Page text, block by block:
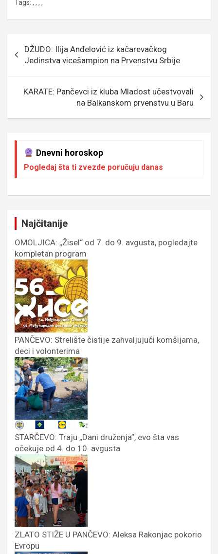
ce
o
o
k
e
g
er
A
p
p
Tags: , , , ,
Кретање
чланка
DŽUDO: Ilija Anđelović iz kačarevačkog
Jedinstva vicešampion na Prvenstvu Srbije
KARATE: Pančevci iz kluba Mladost učestvovali
na Balkanskom prvenstvu u Baru
Dnevni horoskop
Pogledaj šta ti zvezde poručuju danas
Najčitanije
OMOLJICA: „Žisel“ od 7. do 9. avgusta, pogledajte
kompletan program
PANČEVO: Strelište čistije zahvaljujući komšijama,
deci i volonterima
STARČEVO: Traju „Dani druženja”, evo šta vas
očekuje od 4. do 10. avgusta
ZLATO STIŽE U PANČEVO: Aleksa Rakonjac pokorio
Evropu